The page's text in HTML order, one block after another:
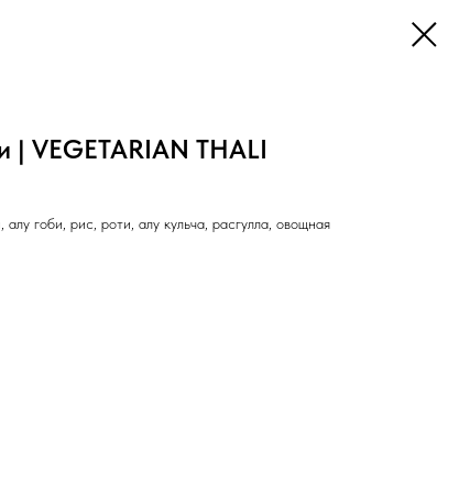
| VEGETARIAN THALI
гоби, рис, роти, алу кульча, расгулла, овощная